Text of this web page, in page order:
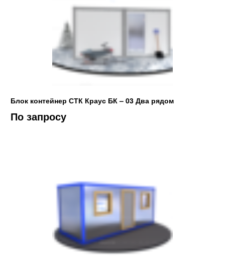
Блок контейнер СТК Краус БК – 03 Два рядом
По запросу